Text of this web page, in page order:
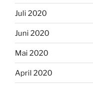
Juli 2020
Juni 2020
Mai 2020
April 2020